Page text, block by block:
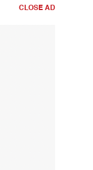
CLOSE AD